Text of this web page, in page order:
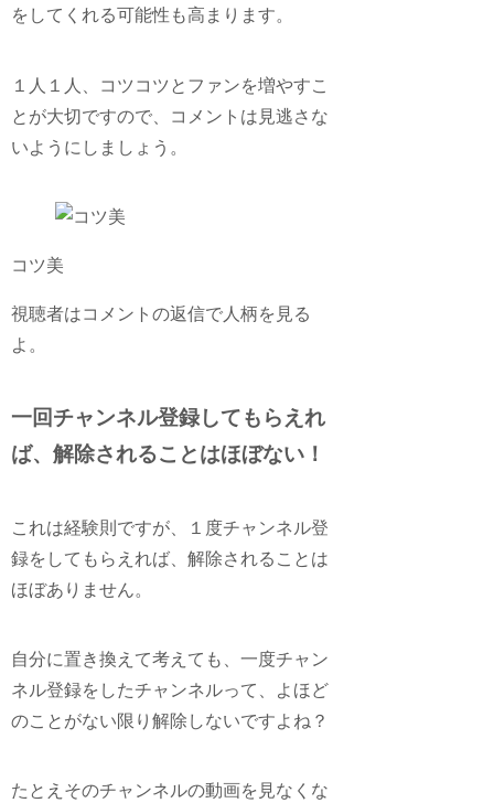
をしてくれる可能性も高まります。
１人１人、コツコツとファンを増やすこ
とが大切ですので、コメントは見逃さな
いようにしましょう。
コツ美
視聴者はコメントの返信で人柄を見る
よ。
一回チャンネル登録してもらえれ
ば、解除されることはほぼない！
これは経験則ですが、
１度チャンネル登
録をしてもらえれば、解除されることは
ほぼありません。
自分に置き換えて考えても、一度チャン
ネル登録をしたチャンネルって、よほど
のことがない限り解除しないですよね？
たとえそのチャンネルの動画を見なくな